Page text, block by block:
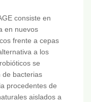
consiste en
en nuevos
frente a cepas
a los
se
de bacterias
procedentes de
aislados a